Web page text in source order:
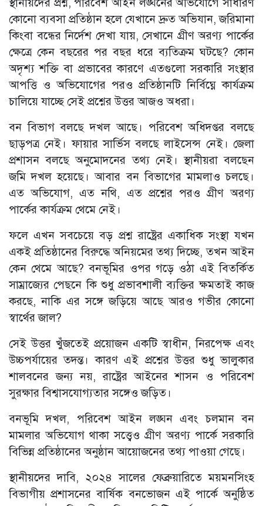
স্থানীয়দের প্রশ্ন, পরিবেশ আইন লঙ্ঘনের অভিযোগে সাধারণ
কোনো ব্যবসা প্রতিষ্ঠান হলে যেখানে দ্রুত অভিযান, জরিমানা
কিংবা বন্ধের নির্দেশ দেখা যায়, সেখানে গ্রীণ অরণ্য পার্কের
ক্ষেত্রে কেন বছরের পর বছর ধরে ব্যতিক্রম ঘটছে? কোন
অদৃশ্য শক্তি বা প্রভাবের কারণে এতগুলো সরকারি সংস্থার
আপত্তি ও অভিযোগের পরও প্রতিষ্ঠানটি নির্বিঘ্নে কার্যক্রম
চালিয়ে যাচ্ছে সেই প্রশ্নের উত্তর আজও অধরা।
বন বিভাগ বলছে দখল আছে। পরিবেশ অধিদপ্তর বলছে
ছাড়পত্র নেই। ফায়ার সার্ভিস বলছে লাইসেন্স নেই। জেলা
প্রশাসন বলছে অনুমোদনের তথ্য নেই। স্থানীয়রা বলছেন
জমি দখল হয়েছে। আবার বন বিভাগের মামলাও চলছে।
এত অভিযোগ, এত নথি, এত প্রশ্নের পরও গ্রীণ অরণ্য
পার্কের কার্যক্রম থেমে নেই।
ফলে এখন সবচেয়ে বড় প্রশ্ন রাষ্ট্রের একাধিক সংস্থা যখন
একই প্রতিষ্ঠানের বিরুদ্ধে অনিয়মের তথ্য দিচ্ছে, তখন আইন
কেন থেমে আছে? বনভূমির ওপর গড়ে ওঠা এই বিতর্কিত
সাম্রাজ্যের পেছনে কি শুধু প্রভাবশালী ব্যক্তির ক্ষমতাই কাজ
করছে, নাকি এর সঙ্গে জড়িয়ে আছে আরও গভীর কোনো
স্বার্থের জাল?
সেই উত্তর খুঁজতেই প্রয়োজন একটি স্বাধীন, নিরপেক্ষ এবং
উচ্চপর্যায়ের তদন্ত। কারণ এই প্রশ্নের উত্তর শুধু ভালুকার
শালবনের জন্য নয়, রাষ্ট্রের আইনের শাসন ও পরিবেশ
সুরক্ষার বিশ্বাসযোগ্যতার সঙ্গেও জড়িত।
বনভূমি দখল, পরিবেশ আইন লঙ্ঘন এবং চলমান বন
মামলার অভিযোগ থাকা সত্ত্বেও গ্রীণ অরণ্য পার্কে সরকারি
বিভিন্ন প্রতিষ্ঠানের অনুষ্ঠান আয়োজনের তথ্য পাওয়া গেছে।
স্থানীয়দের দাবি, ২০২৪ সালের ফেব্রুয়ারিতে ময়মনসিংহ
বিভাগীয় প্রশাসনের বার্ষিক বনভোজন এই পার্কে অনুষ্ঠিত